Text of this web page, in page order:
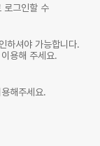
로그인할 수
하셔야 가능합니다.
용해 주세요.
해주세요.